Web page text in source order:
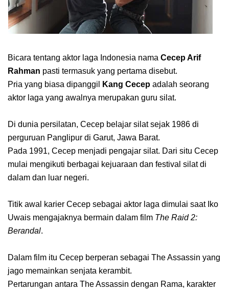
Bicara tentang aktor laga Indonesia nama Cecep Arif
Rahman pasti termasuk yang pertama disebut.
Pria yang biasa dipanggil
Kang Cecep adalah seorang
aktor laga yang awalnya merupakan guru silat.
Di dunia persilatan, Cecep belajar silat sejak 1986 di
perguruan Panglipur di Garut, Jawa Barat.
Pada 1991, Cecep menjadi pengajar silat. Dari situ Cecep
mulai mengikuti berbagai kejuaraan dan festival silat di
dalam dan luar negeri.
Titik awal karier Cecep sebagai aktor laga dimulai saat Iko
Uwais mengajaknya bermain dalam film The Raid 2:
Berandal.
Dalam film itu Cecep berperan sebagai The Assassin yang
jago memainkan senjata kerambit.
Pertarungan antara The Assassin dengan Rama, karakter